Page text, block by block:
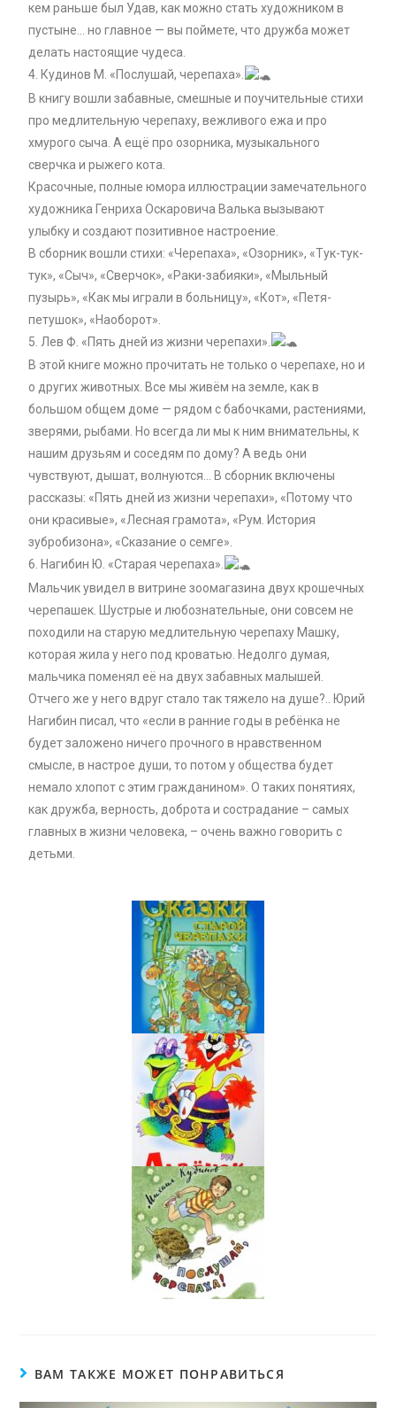
кем раньше был Удав, как можно стать художником в
пустыне… но главное — вы поймете, что дружба может
делать настоящие чудеса.
4. Кудинов М. «Послушай, черепаха».
В книгу вошли забавные, смешные и поучительные стихи
про медлительную черепаху, вежливого ежа и про
хмурого сыча. А ещё про озорника, музыкального
сверчка и рыжего кота.
Красочные, полные юмора иллюстрации замечательного
художника Генриха Оскаровича Валька вызывают
улыбку и создают позитивное настроение.
В сборник вошли стихи: «Черепаха», «Озорник», «Тук-тук-
тук», «Сыч», «Сверчок», «Раки-забияки», «Мыльный
пузырь», «Как мы играли в больницу», «Кот», «Петя-
петушок», «Наоборот».
5. Лев Ф. «Пять дней из жизни черепахи».
В этой книге можно прочитать не только о черепахе, но и
о других животных. Все мы живём на земле, как в
большом общем доме — рядом с бабочками, растениями,
зверями, рыбами. Но всегда ли мы к ним внимательны, к
нашим друзьям и соседям по дому? А ведь они
чувствуют, дышат, волнуются… В сборник включены
рассказы: «Пять дней из жизни черепахи», «Потому что
они красивые», «Лесная грамота», «Рум. История
зубробизона», «Сказание о семге».
6. Нагибин Ю. «Старая черепаха».
Мальчик увидел в витрине зоомагазина двух крошечных
черепашек. Шустрые и любознательные, они совсем не
походили на старую медлительную черепаху Машку,
которая жила у него под кроватью. Недолго думая,
мальчика поменял её на двух забавных малышей.
Отчего же у него вдруг стало так тяжело на душе?.. Юрий
Нагибин писал, что «если в ранние годы в ребёнка не
будет заложено ничего прочного в нравственном
смысле, в настрое души, то потом у общества будет
немало хлопот с этим гражданином». О таких понятиях,
как дружба, верность, доброта и сострадание – самых
главных в жизни человека, – очень важно говорить с
детьми.
ВАМ ТАКЖЕ МОЖЕТ ПОНРАВИТЬСЯ